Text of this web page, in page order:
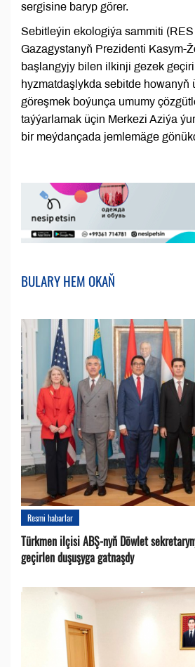
sergisine baryp görer.
Sebitleýin ekologiýa sammiti
Gazagystanyň Prezidenti Kasym-
başlangyjy bilen ilkinji gezek
hyzmatdaşlykda sebitde howanyň
göreşmek boýunça umumy
taýýarlamak üçin Merkezi Aziýa
bir meýdançada jemlemäge
BULARY HEM OKAŇ
Resmi habarlar
Türkmen ilçisi ABŞ-nyň Döwlet
geçirlen duşuşyga gatnaşdy